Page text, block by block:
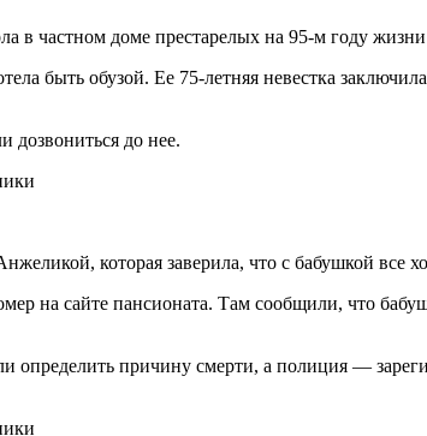
частном доме престарелых на 95-м году жизни
быть обузой. Ее 75-летняя невестка
дозвониться до нее.
которая заверила, что с бабушкой все
на сайте пансионата. Там сообщили, что
причину смерти, а полиция —